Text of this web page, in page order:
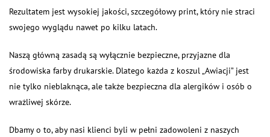
Rezultatem jest wysokiej jakości, szczegółowy print, który nie straci
swojego wyglądu nawet po kilku latach.
Naszą główną zasadą są wyłącznie bezpieczne, przyjazne dla
środowiska farby drukarskie. Dlatego każda z koszul „Awiacji” jest
nie tylko nieblaknąca, ale także bezpieczna dla alergików i osób o
wrażliwej skórze.
Dbamy o to, aby nasi klienci byli w pełni zadowoleni z naszych